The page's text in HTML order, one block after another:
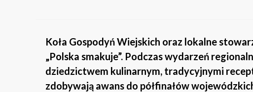
Koła Gospodyń Wiejskich oraz lokalne
„Polska smakuje”. Podczas wydarzeń
dziedzictwem kulinarnym, tradycyjnymi
zdobywają awans do półfinałów